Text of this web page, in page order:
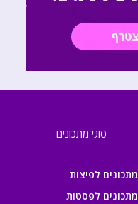
סוגי מתכונים
מתכונים לפיצות
מתכונים לפסטות